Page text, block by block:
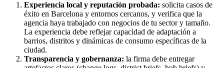
Experiencia local y reputación probada: solicita casos de
éxito en Barcelona y entornos cercanos, y verifica que la
agencia haya trabajado con negocios de tu sector y tamaño.
La experiencia debe reflejar capacidad de adaptación a
barrios, distritos y dinámicas de consumo específicas de la
ciudad.
Transparencia y gobernanza: la firma debe entregar